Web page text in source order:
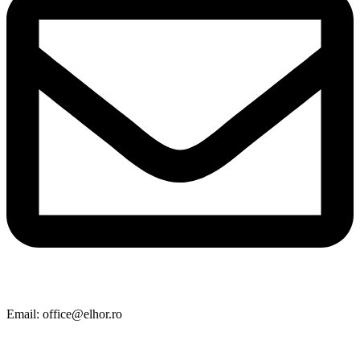
Email: office@elhor.ro